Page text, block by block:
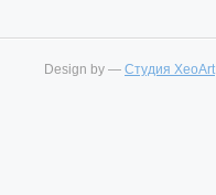
Design by — Студия XeoArt